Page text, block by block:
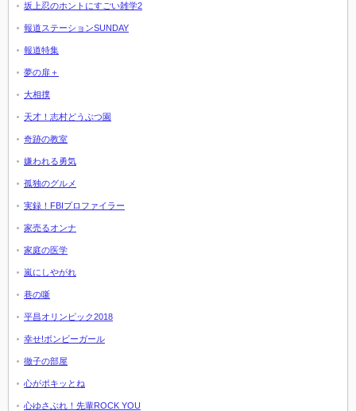
坂上忍のホントにすごい雑学2
報道ステーションSUNDAY
報道特集
夢の扉＋
大相撲
天才！志村どうぶつ園
奇跡の教室
嫌われる勇気
孤独のグルメ
実録！FBIプロファイラー
家売るオンナ
家庭の医学
嵐にしやがれ
巷の噺
平昌オリンピック2018
幸せ!ボンビーガール
徹子の部屋
心がポキッとね
心ゆさぶれ！先輩ROCK YOU